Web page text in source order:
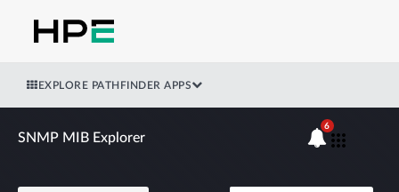
EXPLORE PATHFINDER APPS
SNMP MIB Explorer
6